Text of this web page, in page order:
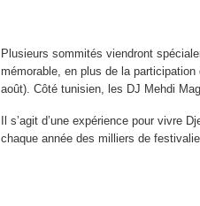
Plusieurs sommités viendront
mémorable, en plus de la
août). Côté tunisien, les DJ Mehdi
Il s’agit d’une expérience pour vivre
chaque année des milliers de